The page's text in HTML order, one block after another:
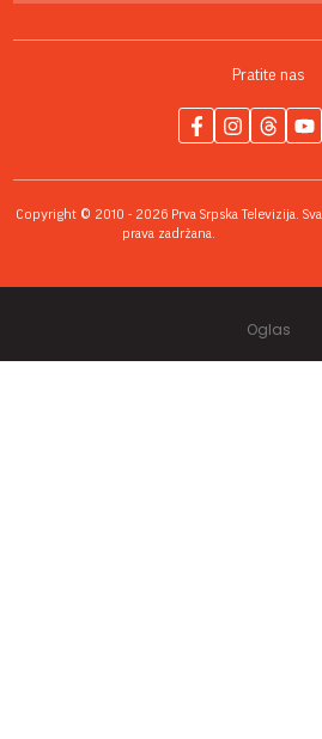
Pratite nas
Copyright © 2010 - 2026 Prva Srpska Televizija. Sva
prava zadržana.